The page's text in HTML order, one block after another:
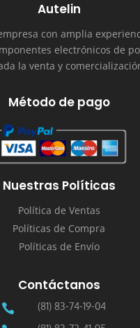
Autelin
con amplia
electrónicos de
la venta y
Método de pago
Nuestras Políticas
Política de Ventas
Políticas de Compra
Políticas de Envío
Contáctanos
 (81) 83-74-19-04